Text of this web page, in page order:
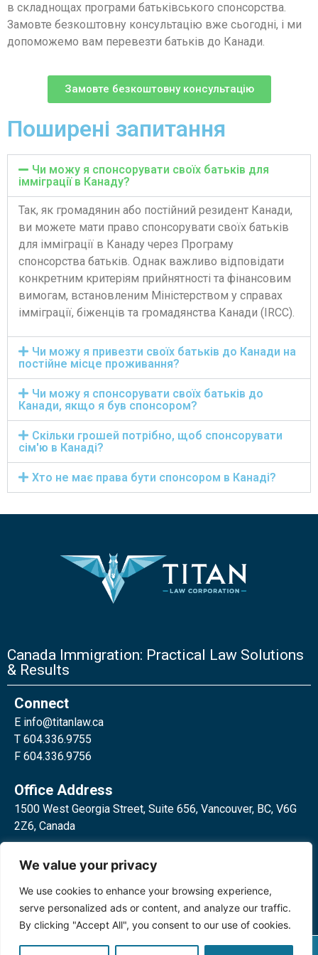
We value your privacy
We use cookies to enhance your browsing experience,
serve personalized ads or content, and analyze our traffic.
By clicking "Accept All", you consent to our use of cookies.
в складнощах програми батьківського спонсорства.
Замовте безкоштовну консультацію вже сьогодні, і ми
допоможемо вам перевезти батьків до Канади.
Замовте безкоштовну консультацію
Поширені запитання
Чи можу я спонсорувати своїх батьків для
імміграції в Канаду?
Так, як громадянин або постійний резидент Канади,
ви можете мати право спонсорувати своїх батьків
для імміграції в Канаду через Програму
спонсорства батьків. Однак важливо відповідати
конкретним критеріям прийнятності та фінансовим
вимогам, встановленим Міністерством у справах
імміграції, біженців та громадянства Канади (IRCC).
Чи можу я привезти своїх батьків до Канади на
постійне місце проживання?
Чи можу я спонсорувати своїх батьків до
Канади, якщо я був спонсором?
Скільки грошей потрібно, щоб спонсорувати
сім'ю в Канаді?
Хто не має права бути спонсором в Канаді?
Canada Immigration: Practical Law Solutions
& Results
Connect
E info@titanlaw.ca
T 604.336.9755
F 604.336.9756
Office Address
1500 West Georgia Street, Suite 656, Vancouver, BC, V6G
2Z6, Canada
Toronto, ON, M4W 3E2, Canada